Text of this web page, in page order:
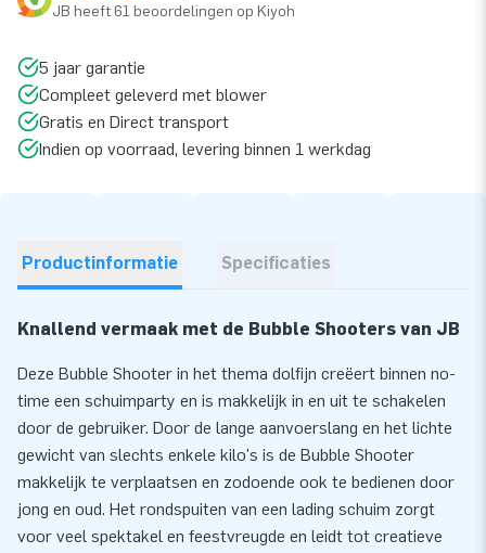
JB heeft 61 beoordelingen op Kiyoh
5 jaar garantie
Compleet geleverd met blower
Gratis en Direct transport
Indien op voorraad, levering binnen 1 werkdag
Productinformatie Specificaties
Knallend vermaak met de Bubble Shooters van JB
Deze Bubble Shooter in het thema dolfijn creëert binnen no-
time een schuimparty en is makkelijk in en uit te schakelen
door de gebruiker. Door de lange aanvoerslang en het lichte
gewicht van slechts enkele kilo's is de Bubble Shooter
makkelijk te verplaatsen en zodoende ook te bedienen door
jong en oud. Het rondspuiten van een lading schuim zorgt
voor veel spektakel en feestvreugde en leidt tot creatieve